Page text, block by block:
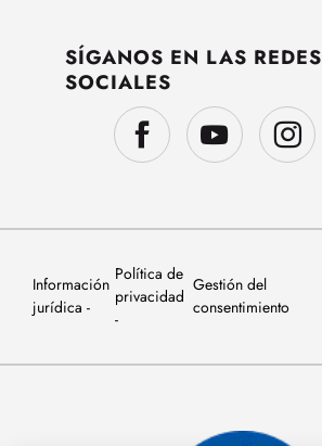
SÍGANOS EN LAS REDES
SOCIALES
Información
jurídica
Política de
privacidad
Gestión del
consentimiento